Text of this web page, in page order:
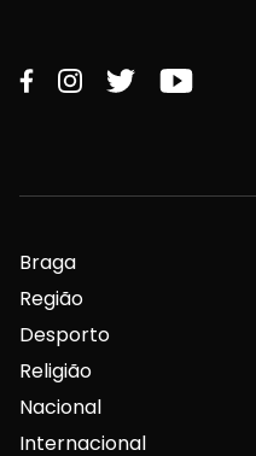
Braga
Região
Desporto
Religião
Nacional
Internacional